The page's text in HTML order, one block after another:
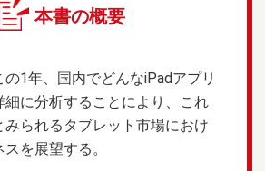
本書の概要
1年、国内でどんなiPadアプリ
細に分析することにより、これ
みられるタブレット市場におけ
を展望する。